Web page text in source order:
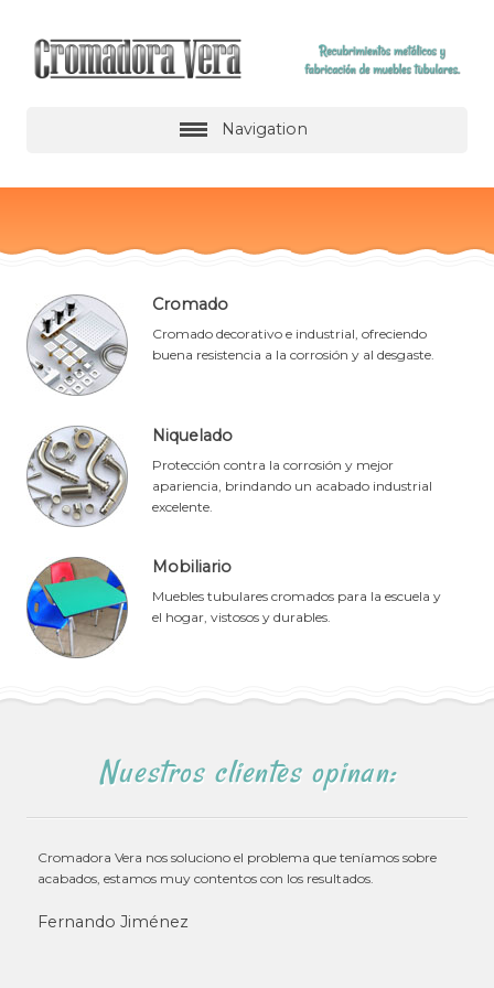
Navigation
Cromado
Cromado decorativo e industrial, ofreciendo
buena resistencia a la corrosión y al desgaste.
Niquelado
Protección contra la corrosión y mejor
apariencia, brindando un acabado industrial
excelente.
Mobiliario
Muebles tubulares cromados para la escuela y
el hogar, vistosos y durables.
Nuestros clientes opinan:
Cromadora Vera nos soluciono el problema que teníamos sobre
acabados, estamos muy contentos con los resultados.
Fernando Jiménez